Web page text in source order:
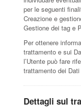
per le seguenti
Creazione e
Gestione dei tag e
Per ottenere
trattamento e sui
l’Utente può fare
trattamento dei Dati
Dettagli sul